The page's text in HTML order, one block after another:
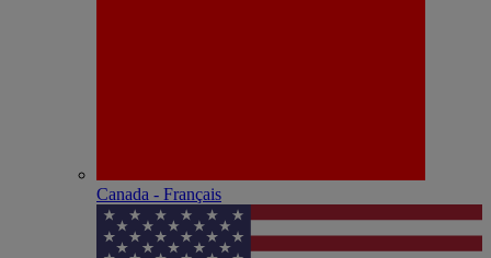
Canada - Français